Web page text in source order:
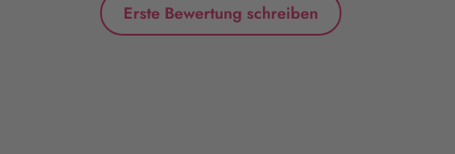
Erste Bewertung schreiben